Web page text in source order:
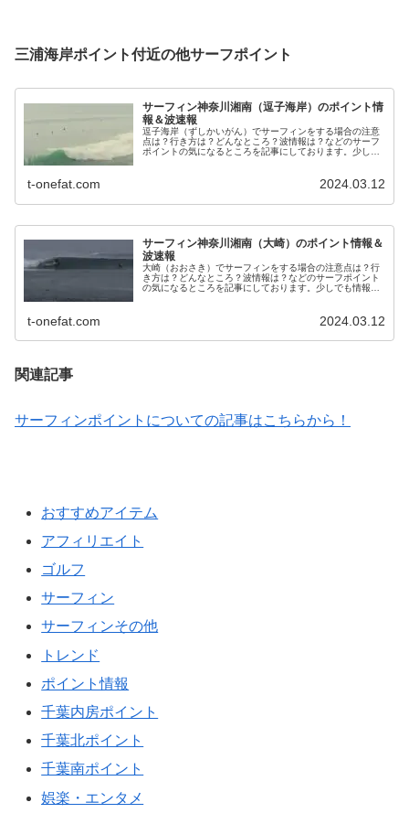
三浦海岸ポイント付近の他サーフポイント
サーフィン神奈川湘南（逗子海岸）のポイント情
報＆波速報
逗子海岸（ずしかいがん）でサーフィンをする場合の注意
点は？行き方は？どんなところ？波情報は？などのサーフ
ポイントの気になるところを記事にしております。少しで
t-onefat.com 2024.03.12
サーフィン神奈川湘南（大崎）のポイント情報＆
波速報
大崎（おおさき）でサーフィンをする場合の注意点は？行
き方は？どんなところ？波情報は？などのサーフポイント
の気になるところを記事にしております。少しでも情報が
t-onefat.com 2024.03.12
関連記事
サーフィンポイントについての記事はこちらから！
おすすめアイテム
アフィリエイト
ゴルフ
サーフィン
サーフィンその他
トレンド
ポイント情報
千葉内房ポイント
千葉北ポイント
千葉南ポイント
娯楽・エンタメ